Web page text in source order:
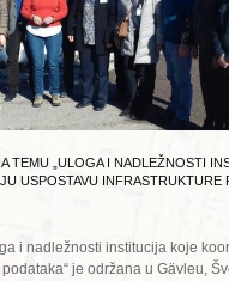
TEMU „ULOGA I NADLEŽNOSTI
USPOSTAVU INFRASTRUKTURE
i nadležnosti institucija koje
je održana u Gӓvleu,